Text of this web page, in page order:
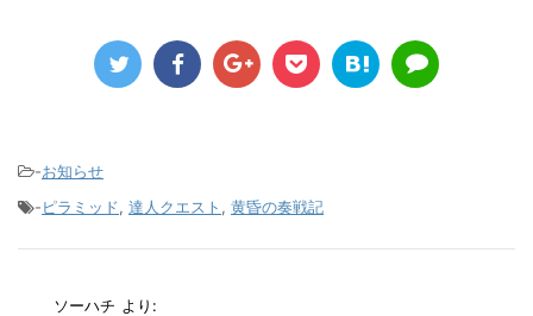
-お知らせ
-ピラミッド, 達人クエスト , 黄昏の奏戦記
ソーハチ より: